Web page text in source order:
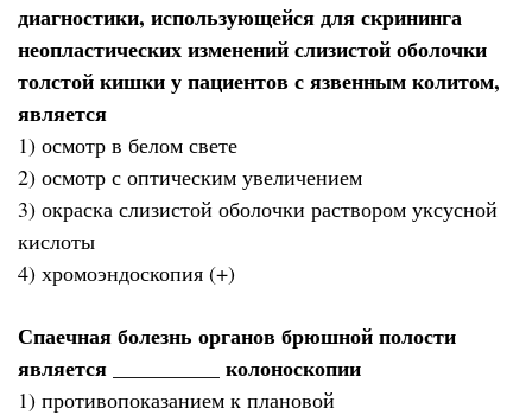
диагностики, использующейся для скрининга
неопластических изменений слизистой оболочки
толстой кишки у пациентов с язвенным колитом,
является
1) осмотр в белом свете
2) осмотр с оптическим увеличением
3) окраска слизистой оболочки раствором уксусной
кислоты
4) хромоэндоскопия (+)
Спаечная болезнь органов брюшной полости
является __________ колоноскопии
1) противопоказанием к плановой